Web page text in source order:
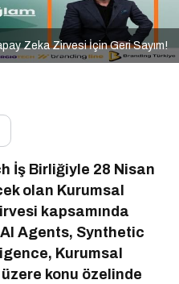
Zeka Zirvesi İçin Geri Sayım!
İş Birliğiyle 28 Nisan
olan Kurumsal
kapsamında
Agents, Synthetic
Kurumsal
konu özelinde